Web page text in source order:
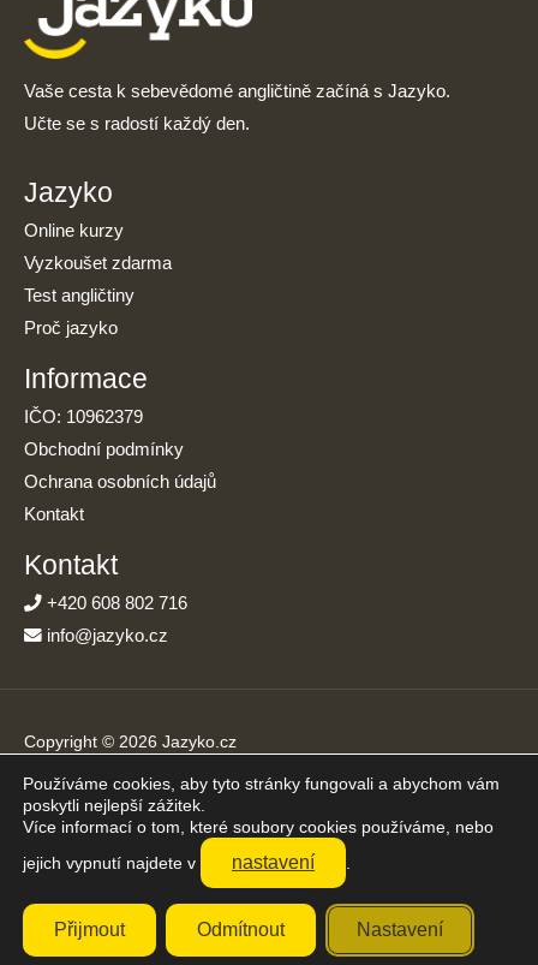
Vaše cesta k sebevědomé angličtině začíná s Jazyko.
Učte se s radostí každý den.
Jazyko
Online kurzy
Vyzkoušet zdarma
Test angličtiny
Proč jazyko
Informace
IČO: 10962379
Obchodní podmínky
Ochrana osobních údajů
Kontakt
Kontakt
+420 608 802 716
info@jazyko.cz
Copyright © 2026 Jazyko.cz
Online kurzy angličtiny s podporou živého lektora. Učíte se jen
20 minut denně.
Přijímáme platby online
Používáme cookies, aby tyto stránky fungovali a abychom vám
poskytli nejlepší zážitek.
Více informací o tom, které soubory cookies používáme, nebo
jejich vypnutí najdete v
nastavení
Přijmout Odmítnout Nastavení